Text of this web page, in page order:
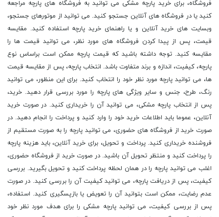
فروشگاه، برای خرید پارچه مشکی می توانید به فروشگاه های پارچه مراجعه
کنید یا در فروشگاه های آنلاین جستجو کنید. می توانید از موتورهای جستجو،
وبسایت های خرید آنلاین و یا راهنمای خرید پارچه استفاده کنید. مقایسه
قیمت، پس از پیدا کردن فروشگاه های مورد نظر، می توانید قیمت ها را
مقایسه کنید. توجه داشته باشید که قیمت پارچه ممکن است براساس نوع
پارچه، کیفیت، اندازه و برند متفاوت باشد. انتخاب پارچه، پس از مقایسه قیمت
ها، می توانید پارچه مورد نظر خود را انتخاب کنید. برای این منظور، می توانید
رنگ، طرح، جنس و سایر ویژگی های پارچه را مورد بررسی قرار دهید. خرید،
پس از انتخاب پارچه مشکی، می توانید آن را خریداری کنید. در صورت خرید
آنلاین، عموما باید اطلاعات خرید خود را وارد کنید و پرداخت را انجام دهید. در
صورت خرید از فروشگاه های حضوری، می توانید پارچه را به صورت مستقیم از
فروشنده خریداری کنید. پرداخت و تحویل، برای خرید آنلاین، باید هزینه پارچه
را پرداخت کنید و منتظر تحویل آن باشید. در صورت خرید از فروشگاه حضوری،
اغلب می توانید پارچه را در همان لحظه پرداخت کنید و تحویل بگیرید. بررسی
کیفیت، پس از دریافت پارچه، می توانید کیفیت آن را بررسی کنید. در صورت
عدم رضایت، ممکن است بتوانید آن را تعویض یا بازپسگیری کنید. استفاده،
پس از بررسی کیفیت، می توانید پارچه مشکی را برای هدف مورد نظر خود